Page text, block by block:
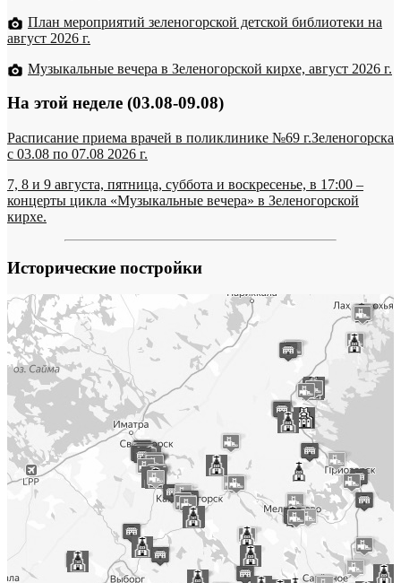
План мероприятий зеленогорской детской библиотеки на
август 2026 г.
Музыкальные вечера в Зеленогорской кирхе, август 2026 г.
На этой неделе (03.08-09.08)
Расписание приема врачей в поликлинике №69 г.Зеленогорска
c 03.08 по 07.08 2026 г.
7, 8 и 9 августа, пятница, суббота и воскресенье, в 17:00 –
концерты цикла «Музыкальные вечера» в Зеленогорской
кирхе.
Исторические постройки